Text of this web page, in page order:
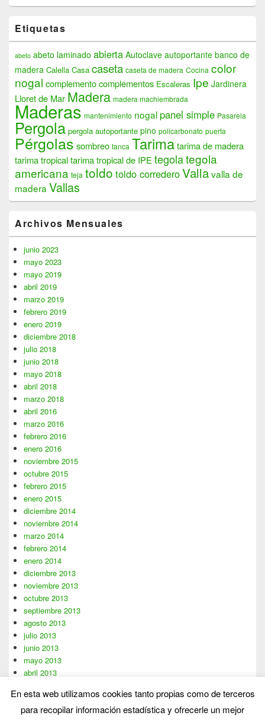
Etiquetas
abeto abeto laminado abierta Autoclave autoportante banco de
madera Calella Casa caseta caseta de madera Cocina color
nogal complementocomplementos Escaleras Ipe Jardinera
Lloret de Mar Madera madera machiembrada
Maderas mantenimiento nogal panel simple Pasarela
Pergola pergola autoportante pino policarbonato puerta
Pérgolas sombreo tanca Tarimatarima de madera
tarima tropicaltarima tropical de IPE tegolategola
americana teja toldo toldo correderoVallavalla de
madera Vallas
Archivos Mensuales
junio 2023
mayo 2023
mayo 2019
abril 2019
marzo 2019
febrero 2019
enero 2019
diciembre 2018
julio 2018
junio 2018
mayo 2018
abril 2018
marzo 2018
abril 2016
marzo 2016
febrero 2016
enero 2016
noviembre 2015
octubre 2015
febrero 2015
enero 2015
diciembre 2014
noviembre 2014
marzo 2014
febrero 2014
enero 2014
diciembre 2013
noviembre 2013
octubre 2013
septiembre 2013
agosto 2013
julio 2013
junio 2013
mayo 2013
abril 2013
febrero 2013
enero 2013
En esta web utilizamos cookies tanto propias como de terceros
para recopilar información estadística y ofrecerle un mejor